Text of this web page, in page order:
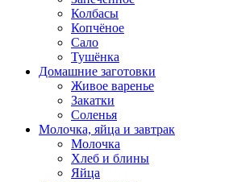
Колбасы
Копчёное
Сало
Тушёнка
Домашние заготовки
Живое варенье
Закатки
Соленья
Молочка, яйца и завтрак
Молочка
Хлеб и блины
Яйца